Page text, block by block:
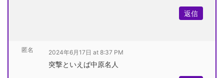
返信
匿名 2024年6月17日 at 8:37 PM
突撃といえば中原名人